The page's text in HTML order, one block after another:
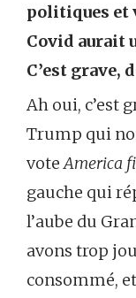
politiques et
Covid aurait
C’est grave,
Ah oui, c’est
Trump qui
voteAmerica
gauche qui
l’aube du
avons trop
consommé,